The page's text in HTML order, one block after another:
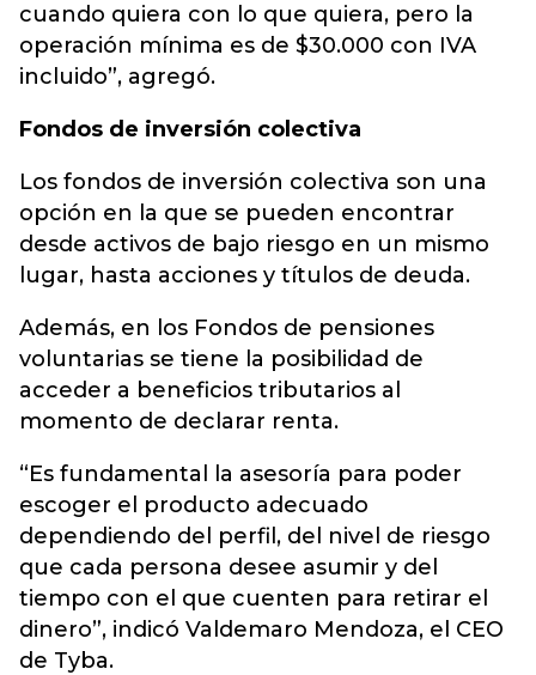
cuando quiera con lo que quiera, pero la
operación mínima es de $30.000 con IVA
incluido”, agregó.
Fondos de inversión colectiva
Los fondos de inversión colectiva son una
opción en la que se pueden encontrar
desde activos de bajo riesgo en un mismo
lugar, hasta acciones y títulos de deuda.
Además, en los Fondos de pensiones
voluntarias se tiene la posibilidad de
acceder a beneficios tributarios al
momento de declarar renta.
“Es fundamental la asesoría para poder
escoger el producto adecuado
dependiendo del perfil, del nivel de riesgo
que cada persona desee asumir y del
tiempo con el que cuenten para retirar el
dinero”, indicó Valdemaro Mendoza, el CEO
de Tyba.